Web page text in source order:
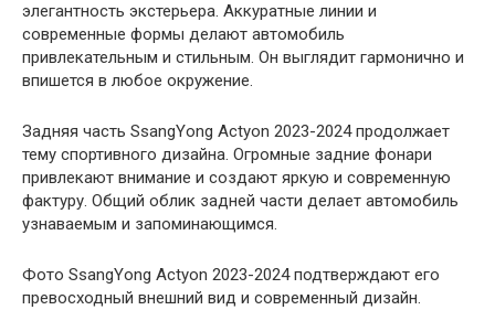
элегантность экстерьера. Аккуратные линии и
современные формы делают автомобиль
привлекательным и стильным. Он выглядит гармонично и
впишется в любое окружение.
Задняя часть SsangYong Actyon 2023-2024 продолжает
тему спортивного дизайна. Огромные задние фонари
привлекают внимание и создают яркую и современную
фактуру. Общий облик задней части делает автомобиль
узнаваемым и запоминающимся.
Фото SsangYong Actyon 2023-2024 подтверждают его
превосходный внешний вид и современный дизайн.